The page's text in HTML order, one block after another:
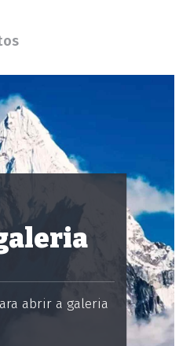
abrir a galeria